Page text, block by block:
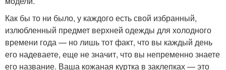
Как бы то ни было, у каждого есть свой избранный,
излюбленный предмет верхней одежды для холодного
времени года — но лишь тот факт, что вы каждый день
его надеваете, еще не значит, что вы непременно знаете
его название. Ваша кожаная куртка в заклепках — это